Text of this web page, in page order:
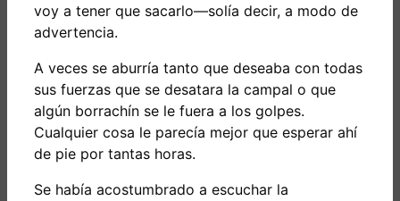
voy a tener que sacarlo—solía decir, a modo de
advertencia.
A veces se aburría tanto que deseaba con todas
sus fuerzas que se desatara la campal o que
algún borrachín se le fuera a los golpes.
Cualquier cosa le parecía mejor que esperar ahí
de pie por tantas horas.
Se había acostumbrado a escuchar la